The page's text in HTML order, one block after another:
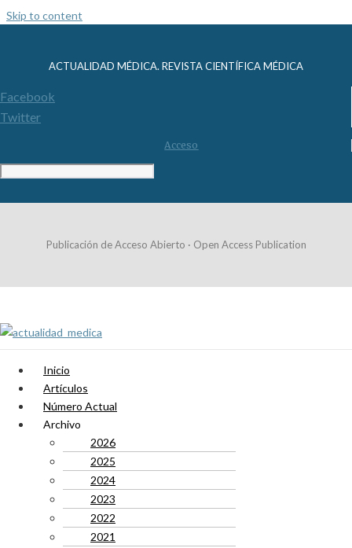
Skip to content
ACTUALIDAD MÉDICA. REVISTA CIENTÍFICA MÉDICA
Facebook
Twitter
Acceso
Publicación de Acceso Abierto · Open Access Publication
Inicio
Artículos
Número Actual
Archivo
2026
2025
2024
2023
2022
2021